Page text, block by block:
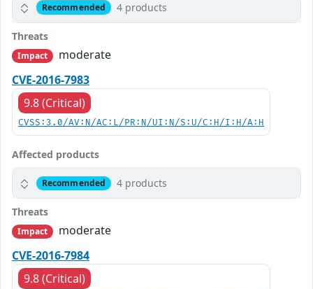
Recommended 4 products
Threats
Impact
moderate
CVE-2016-7983
9.8 (Critical)
CVSS:3.0/AV:N/AC:L/PR:N/UI:N/S:U/C:H/I:H/A:H
Affected products
Recommended 4 products
Threats
Impact
moderate
CVE-2016-7984
9.8 (Critical)